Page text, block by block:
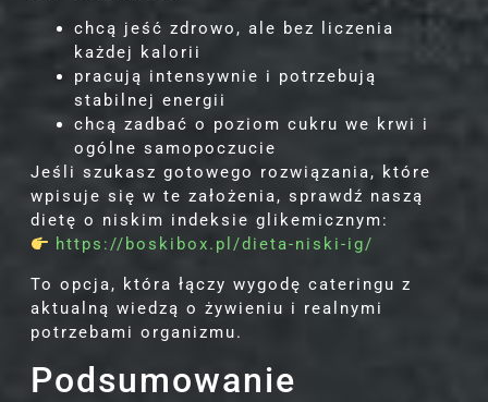
chcą jeść zdrowo, ale bez liczenia
każdej kalorii
pracują intensywnie i potrzebują
stabilnej energii
chcą zadbać o poziom cukru we krwi i
ogólne samopoczucie
Jeśli szukasz gotowego rozwiązania, które
wpisuje się w te założenia, sprawdź naszą
dietę o niskim indeksie glikemicznym:
https://boskibox.pl/dieta-niski-ig/
To opcja, która łączy wygodę cateringu z
aktualną wiedzą o żywieniu i realnymi
potrzebami organizmu.
Podsumowanie